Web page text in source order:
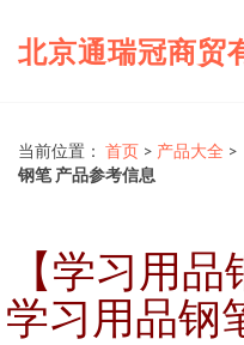
北京通瑞冠商贸
当前位置： 首页 > 产品大全 >
钢笔 产品参考信息
【学习用
学习用品钢